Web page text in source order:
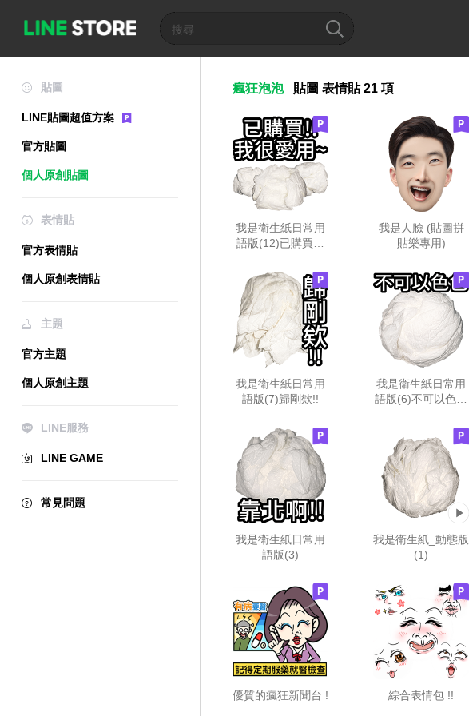
貼圖
LINE貼圖超值方案
官方貼圖
個人原創貼圖
表情貼
官方表情貼
個人原創表情貼
主題
官方主題
個人原創主題
LINE服務
LINE GAME
常見問題
瘋狂泡泡 貼圖 表情貼 21 項
我是衛生紙日常用
語版(12)已購買大
我是人臉 (貼圖拼
貼樂專用)
我是衛生紙日常用
語版(7)歸剛欸!!
我是衛生紙日常用
語版(6)不可以色色
我是衛生紙日常用
語版(3)
我是衛生紙_動態版
(1)
優質的瘋狂新聞台 ! 綜合表情包 !!